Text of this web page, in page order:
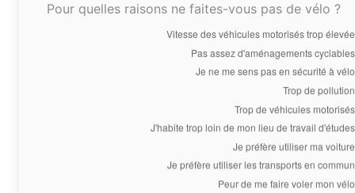
Pour quelles raisons ne faites-vous pas de vélo ?